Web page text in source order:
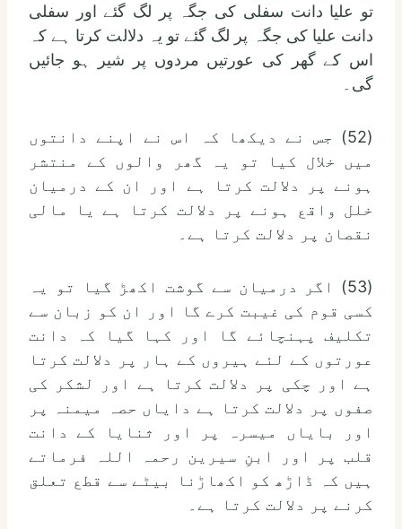
تو علیا دانت سفلی کی جگہ پر لگ گئے اور سفلی
دانت علیا کی جگہ پر لگ گئے تو یہ دلالت کرتا ہے کہ
اس کے گھر کی عورتیں مردوں پر شیر ہو جائیں
گی۔
(52) جس نے دیکھا کہ اس نے اپنے دانتوں
میں خلال کیا تو یہ گھر والوں کے منتشر
ہونے پر دلالت کرتا ہے اور ان کے درمیان
خلل واقع ہونے پر دلالت کرتا ہے یا مالی
نقصان پر دلالت کرتا ہے۔
(53) اگر درمیان سے گوشت اکھڑ گیا تو یہ
کسی قوم کی غیبت کرے گا اور ان کو زبان سے
تکلیف پہنچائے گا اور کہا گیا کہ دانت
عورتوں کے لئے ہیروں کے ہار پر دلالت کرتا
ہے اور چکی پر دلالت کرتا ہے اور لشکر کی
صفوں پر دلالت کرتا ہے دایاں حصہ میمنہ پر
اور بایاں میسرہ پر اور ثنایا کے دانت
قلب پر اور ابنِ سیرین رحمہ اللہ فرماتے
ہیں کہ ڈاڑھ کو اکھاڑنا بیٹے سے قطع تعلق
کرنے پر دلالت کرتا ہے۔